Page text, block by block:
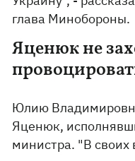
глава Минобороны.
Яценюк не
Юлию
Яценюк,
министра. "В